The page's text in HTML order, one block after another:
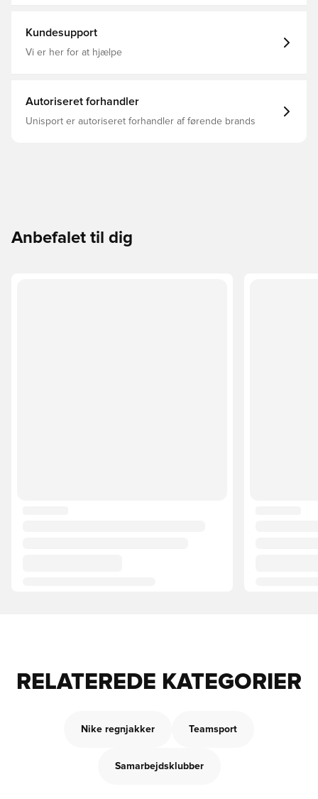
Kundesupport
Vi er her for at hjælpe
Autoriseret forhandler
Unisport er autoriseret forhandler af førende brands
Anbefalet til dig
RELATEREDE KATEGORIER
Nike regnjakker Teamsport
Samarbejdsklubber